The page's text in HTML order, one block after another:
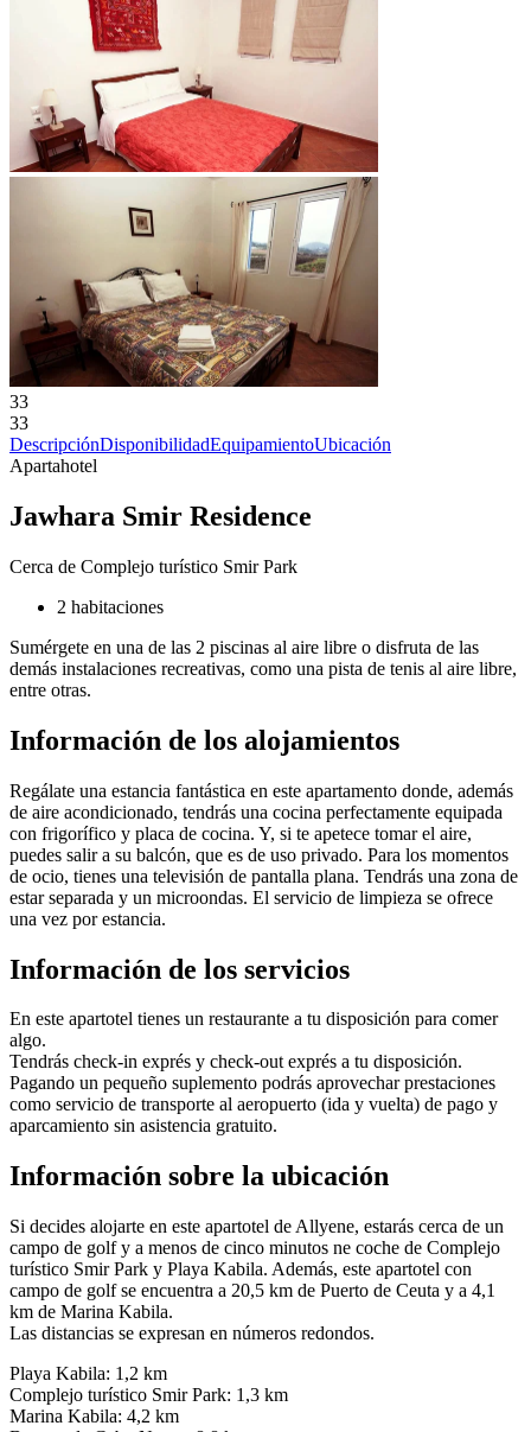
33
33
DescripciónDisponibilidadEquipamientoUbicación
Apartahotel
Jawhara Smir Residence
Cerca de Complejo turístico Smir Park
2 habitaciones
Sumérgete en una de las 2 piscinas al aire libre o disfruta de las
demás instalaciones recreativas, como una pista de tenis al aire libre,
entre otras.
Información de los alojamientos
Regálate una estancia fantástica en este apartamento donde, además
de aire acondicionado, tendrás una cocina perfectamente equipada
con frigorífico y placa de cocina. Y, si te apetece tomar el aire,
puedes salir a su balcón, que es de uso privado. Para los momentos
de ocio, tienes una televisión de pantalla plana. Tendrás una zona de
estar separada y un microondas. El servicio de limpieza se ofrece
una vez por estancia.
Información de los servicios
En este apartotel tienes un restaurante a tu disposición para comer
algo.
Tendrás check-in exprés y check-out exprés a tu disposición.
Pagando un pequeño suplemento podrás aprovechar prestaciones
como servicio de transporte al aeropuerto (ida y vuelta) de pago y
aparcamiento sin asistencia gratuito.
Información sobre la ubicación
Si decides alojarte en este apartotel de Allyene, estarás cerca de un
campo de golf y a menos de cinco minutos ne coche de Complejo
turístico Smir Park y Playa Kabila. Además, este apartotel con
campo de golf se encuentra a 20,5 km de Puerto de Ceuta y a 4,1
km de Marina Kabila.
Las distancias se expresan en números redondos.
Playa Kabila: 1,2 km
Complejo turístico Smir Park: 1,3 km
Marina Kabila: 4,2 km